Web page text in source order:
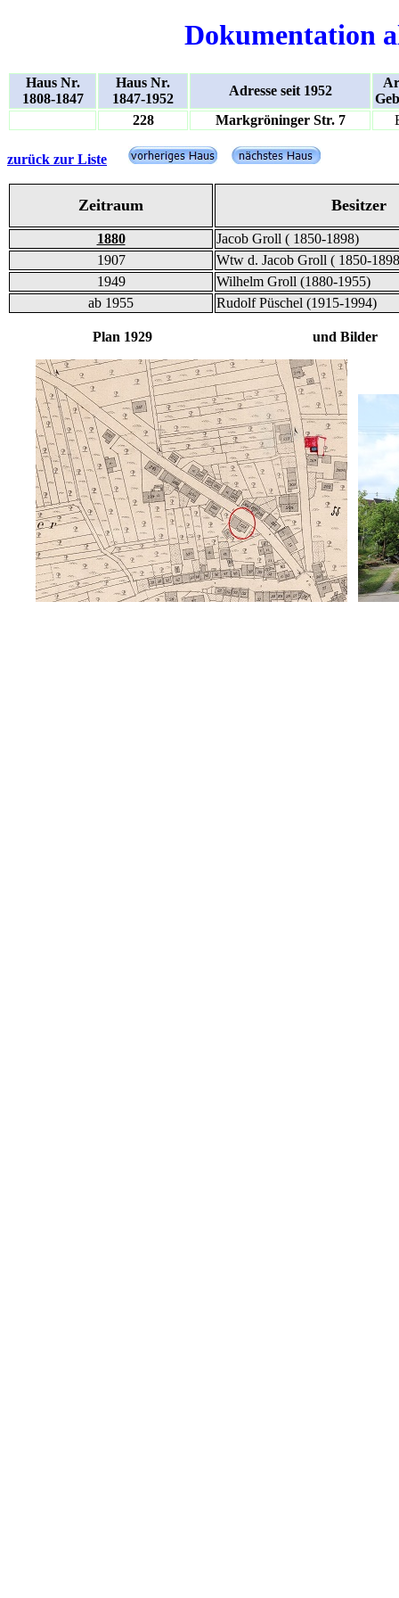
Dokumentation
Haus Nr.
1808-1847
Haus Nr.
1847-1952
Adresse seit 1952
228
Markgröninger Str. 7
zurück zur Liste
Zeitraum Besitzer
1880
Jacob Groll ( 1850-1898)
1907
Wtw d. Jacob Groll ( 1850-
1949
Wilhelm Groll (1880-1955)
ab 1955
Rudolf Püschel (1915-1994)
Plan 1929 und Bilder